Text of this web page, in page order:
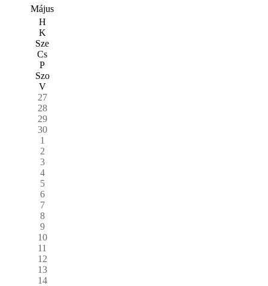
Május
H
K
Sze
Cs
P
Szo
V
27
28
29
30
1
2
3
4
5
6
7
8
9
10
11
12
13
14